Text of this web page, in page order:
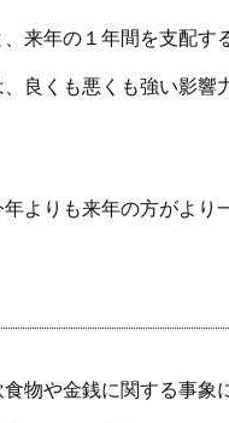
来年の１年間を支配す
良くも悪くも強い影
よりも来年の方がより
物や金銭に関する事象